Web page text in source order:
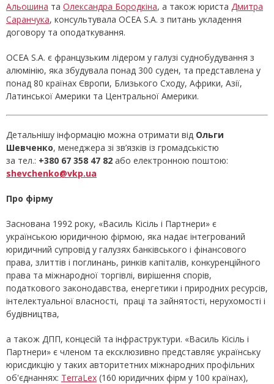
Альошина та Олександра Бородкіна, а також юриста Дмитра
Саранчука, консультувала OCEA S.A. з питань укладення
договору та оподаткування.
OCEA S.A. є французьким лідером у галузі суднобудування з
алюмінію, яка збудувала понад 300 суден, та представлена у
понад 80 країнах Європи, Близького Сходу, Африки, Азії,
Латинської Америки та Центральної Америки.
Детальнішу інформацію можна отримати від Ольги
Шевченко, менеджера зі зв’язків із громадськістю
за тел.: +380 67 358 47 82 або електронною поштою:
shevchenko@vkp.ua
Про фірму
Заснована 1992 року, «Василь Кісіль і Партнери» є
українською юридичною фірмою, яка надає інтегрований
юридичний супровід у галузях банківського і фінансового
права, злиттів і поглинань, ринків капіталів, конкуренційного
права та міжнародної торгівлі, вирішення спорів,
податкового законодавства, енергетики і природних ресурсів,
інтелектуальної власності, праці та зайнятості, нерухомості і
будівництва,
а також ДПП, концесій та інфраструктури. «Василь Кісіль і
Партнери» є членом та ексклюзивно представляє українську
юрисдикцію у таких авторитетних міжнародних профільних
об'єднаннях: TerraLex (160 юридичних фірм у 100 країнах),